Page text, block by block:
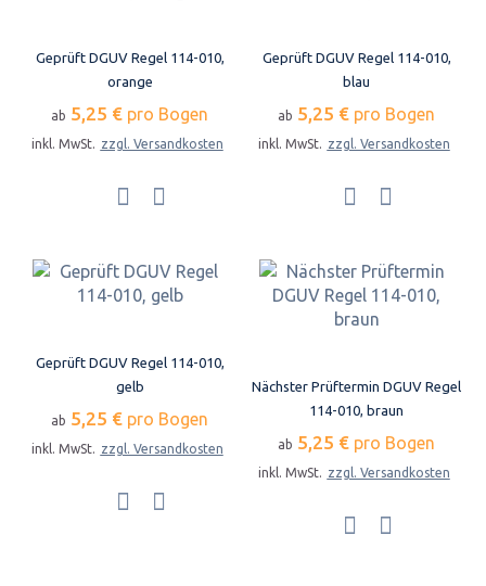
Geprüft DGUV Regel 114-010,
orange
ab 5,25 € pro Bogen
inkl. MwSt. zzgl. Versandkosten
Geprüft DGUV Regel 114-010,
blau
ab 5,25 € pro Bogen
inkl. MwSt. zzgl. Versandkosten
Geprüft DGUV Regel 114-010,
gelb
ab 5,25 € pro Bogen
inkl. MwSt. zzgl. Versandkosten
Nächster Prüftermin DGUV Regel
114-010, braun
ab 5,25 € pro Bogen
inkl. MwSt. zzgl. Versandkosten